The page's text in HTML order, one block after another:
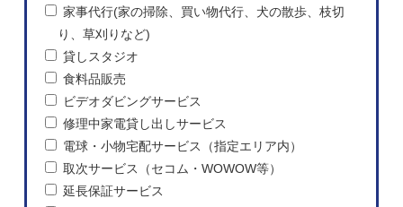
家事代行(家の掃除、買い物代行、犬の散歩、枝切
り、草刈りなど)
貸しスタジオ
食料品販売
ビデオダビングサービス
修理中家電貸し出しサービス
電球・小物宅配サービス（指定エリア内）
取次サービス（セコム・WOWOW等）
延長保証サービス